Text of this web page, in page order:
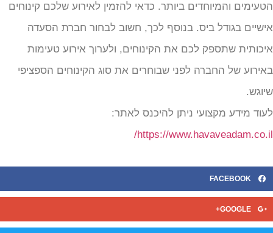
והמיוחדים ביותר. כדאי להזמין לאירוע שלכם קינוחים
בגודל ביס. בנוסף לכך, חשוב לבחור חברת הסעדה
שתספק לכם את הקינוחים, ולערוך אירוע טעימות
של החברה לפני שבוחרים את סוג הקינוחים הספציפי
מידע מקצועי ניתן להיכנס לאתר:
https://
FACEBOOK
GOOGLE+